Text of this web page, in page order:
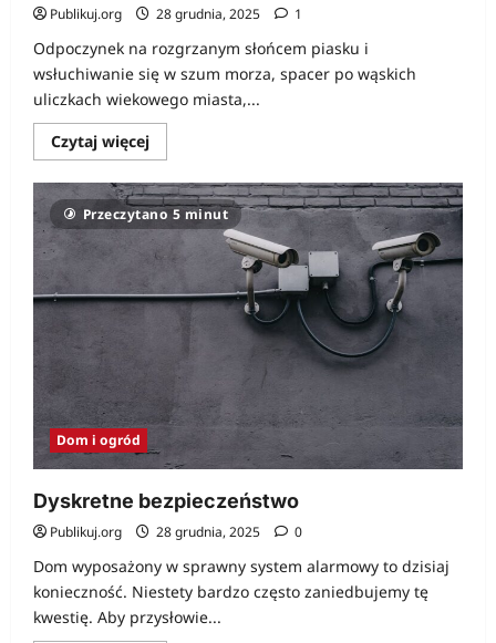
Publikuj.org 28 grudnia, 2025 1
Odpoczynek na rozgrzanym słońcem piasku i
wsłuchiwanie się w szum morza, spacer po wąskich
uliczkach wiekowego miasta,...
Czytaj więcejDowiedz
się
o
3000
lat
historii
na
oblanej
wyspie
–
Przeczytano 5 minut
Dom i ogród
Dyskretne bezpieczeństwo
Publikuj.org 28 grudnia, 2025 0
Dom wyposażony w sprawny system alarmowy to dzisiaj
konieczność. Niestety bardzo często zaniedbujemy tę
kwestię. Aby przysłowie...